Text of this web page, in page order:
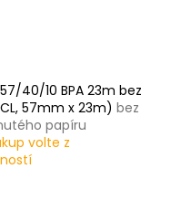
40/10 BPA 23m bez
57mm x 23m) bez
papíru
volte z